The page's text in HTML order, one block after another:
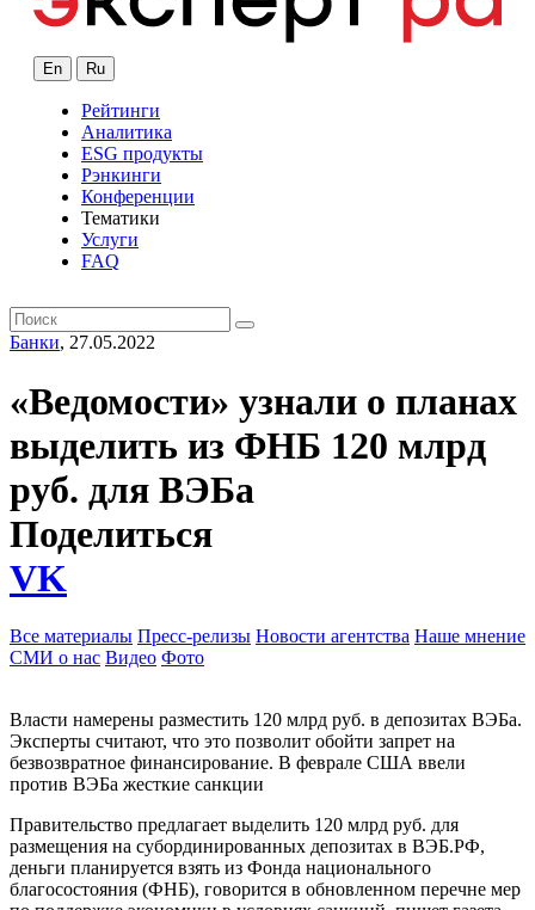
En Ru
Рейтинги
Аналитика
ESG продукты
Рэнкинги
Конференции
Тематики
Услуги
FAQ
Банки, 27.05.2022
«Ведомости» узнали о планах
выделить из ФНБ 120 млрд
руб. для ВЭБа
Поделиться
VK
Все материалы Пресс-релизы Новости агентства Наше мнение
СМИ о нас Видео Фото
Власти намерены разместить 120 млрд руб. в депозитах ВЭБа.
Эксперты считают, что это позволит обойти запрет на
безвозвратное финансирование. В феврале США ввели
против ВЭБа жесткие санкции
Правительство предлагает выделить 120 млрд руб. для
размещения на субординированных депозитах в ВЭБ.РФ,
деньги планируется взять из Фонда национального
благосостояния (ФНБ), говорится в обновленном перечне мер